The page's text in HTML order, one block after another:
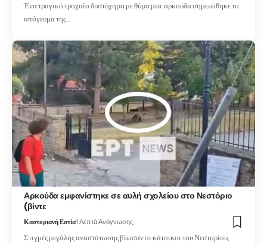
Ένα τραγικό τροχαίο δυστύχημα με θύμα μια αρκούδα σημειώθηκε το
απόγευμα της…
Αρκούδα εμφανίστηκε σε αυλή σχολείου στο Νεστόριο
(βίντε
Καστοριανή Εστία1 Λεπτά Ανάγνωσης
Στιγμές μεγάλης αναστάτωσης βίωσαν οι κάτοικοι του Νεστορίου,